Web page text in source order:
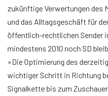
zukünftige Verwertungen des
und das Alltagsgeschäft für
öffentlich-rechtlichen Sender
mindestens 2010 noch SD
»Die Optimierung des
wichtiger Schritt in Richtung
Signalkette bis zum